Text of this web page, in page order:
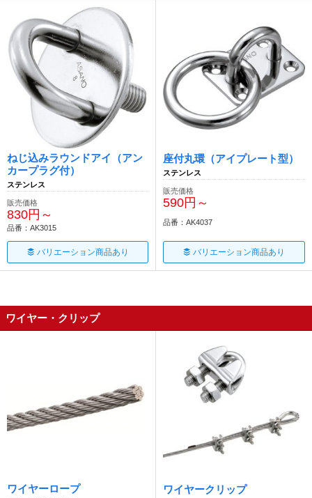
ねじ込みラウンドアイ（アン
カープラグ付）
ステンレス
販売価格
830円～
品番：AK3015
バリエーション商品あり
座付丸環（アイプレート型）
ステンレス
販売価格
590円～
品番：AK4037
バリエーション商品あり
ワイヤー・クリップ
ワイヤーロープ ワイヤークリップ